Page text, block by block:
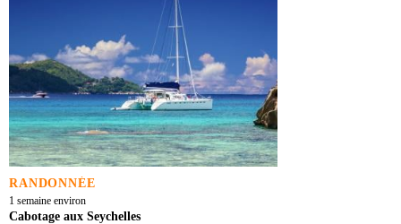
RANDONNÉE
1 semaine environ
Cabotage aux Seychelles